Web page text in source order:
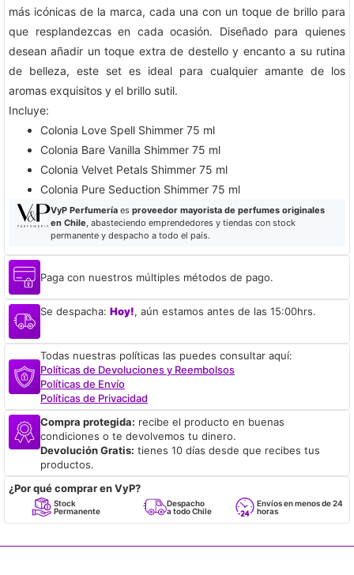
más icónicas de la marca, cada una con un toque de brillo para
que resplandezcas en cada ocasión. Diseñado para quienes
desean añadir un toque extra de destello y encanto a su rutina
de belleza, este set es ideal para cualquier amante de los
aromas exquisitos y el brillo sutil.
​Incluye:
Colonia Love Spell Shimmer 75 ml
Colonia Bare Vanilla Shimmer 75 ml​
Colonia Velvet Petals Shimmer 75 ml
Colonia Pure Seduction Shimmer 75 ml
VyP Perfumeríaes proveedor mayorista de perfumes originales
en Chile, abasteciendo emprendedores y tiendas con stock
permanente y despacho a todo el país.
Paga con nuestros múltiples métodos de pago.
Se despacha: Hoy!, aún estamos antes de las 15:00hrs.
Todas nuestras políticas las puedes consultar aquí:
Políticas de Devoluciones y Reembolsos
Políticas de Envío
Políticas de Privacidad
Compra protegida: recibe el producto en buenas
condiciones o te devolvemos tu dinero.
Devolución Gratis: tienes 10 días desde que recibes tus
productos.
¿Por qué comprar en VyP?
Stock
Permanente
Despacho
a todo Chile
Envíos en menos de 24
horas